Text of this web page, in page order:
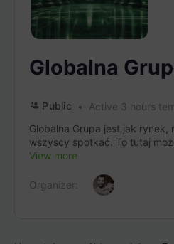
Globalna
Public
Active 3 hours
Globalna Grupa jest jak rynek,
wszyscy spotkać. To tutaj
View more
Organizer: